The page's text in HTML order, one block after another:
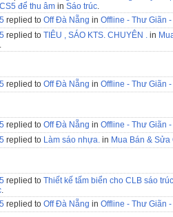
để thu âm in Sáo trúc.
replied to Off Đà Nẵng in Offline - Thư Giãn
replied to TIÊU , SÁO KTS. CHUYÊN . in
.
replied to Off Đà Nẵng in Offline - Thư Giãn
replied to Off Đà Nẵng in Offline - Thư Giãn
replied to Làm sáo nhựa. in Mua Bán &
replied to Thiết kế tấm biển cho CLB sáo
.
replied to Off Đà Nẵng in Offline - Thư Giãn